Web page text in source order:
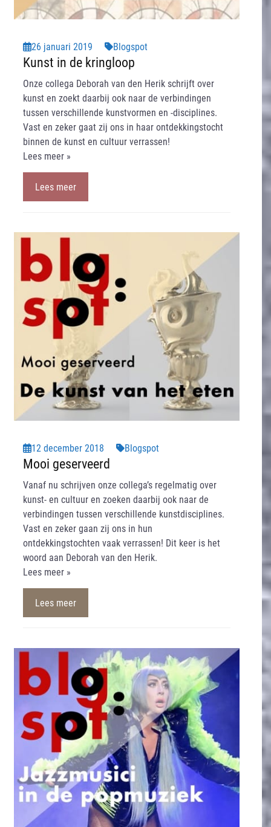
26 januari 2019 Blogspot
Kunst in de kringloop
Onze collega Deborah van den Herik schrijft over
kunst en zoekt daarbij ook naar de verbindingen
tussen verschillende kunstvormen en -disciplines.
Vast en zeker gaat zij ons in haar ontdekkingstocht
binnen de kunst en cultuur verrassen!
Lees meer »
Lees meer
12 december 2018 Blogspot
Mooi geserveerd
Vanaf nu schrijven onze collega’s regelmatig over
kunst- en cultuur en zoeken daarbij ook naar de
verbindingen tussen verschillende kunstdisciplines.
Vast en zeker gaan zij ons in hun
ontdekkingstochten vaak verrassen! Dit keer is het
woord aan Deborah van den Herik.
Lees meer »
Lees meer